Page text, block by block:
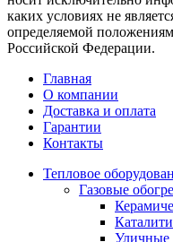
каких условиях не
определяемой
Российской Федерации.
Главная
О компании
Доставка и оплата
Гарантии
Контакты
Тепловое
Газовые
Уличные